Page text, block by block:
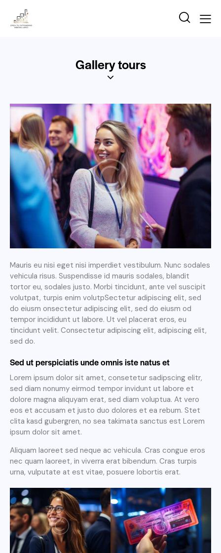
Gallery tours
Mauris eu nisi eget nisi imperdiet vestibulum. Nunc sodales
vehicula risus. Suspendisse id mauris sodales, blandit
tortor eu, sodales justo. Morbi tincidunt, ante vel suscipit
volutpat, turpis enim volutpSectetur adipiscing elit, sed
do eiusm onsectetur adipiscing elit, sed do eiusm od
tempor incididunt ut labore. Ut vel placerat eros, eu
tincidunt velit. Consectetur adipiscing elit, adipiscing elit,
sed do.
Sed ut perspiciatis unde omnis iste natus et
Lorem ipsum dolor sit amet, consetetur sadipscing elitr,
sed diam nonumy eirmod tempor invidunt ut labore et
dolore magna aliquyam erat, sed diam voluptua. At vero
eos et accusam et justo duo dolores et ea rebum. Stet
clita kasd gubergren, no sea takimata sanctus est Lorem
ipsum dolor sit amet.
Aliquam laoreet sed neque ac vehicula. Cras congue eros
nec quam laoreet, in viverra erat bibendum. Cras turpis
urna, vulputate at est vitae, posuere lobortis erat.